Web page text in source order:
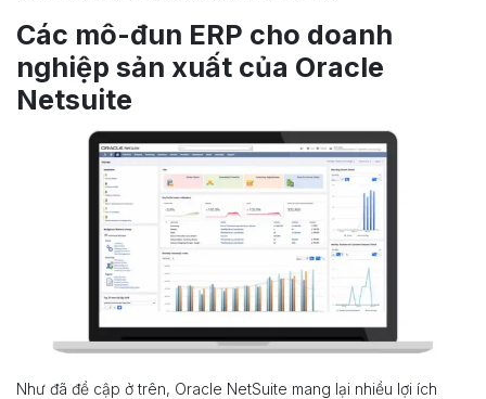
Các mô-đun ERP cho doanh
nghiệp sản xuất của Oracle
Netsuite
Như đã đề cập ở trên, Oracle NetSuite mang lại nhiều lợi ích